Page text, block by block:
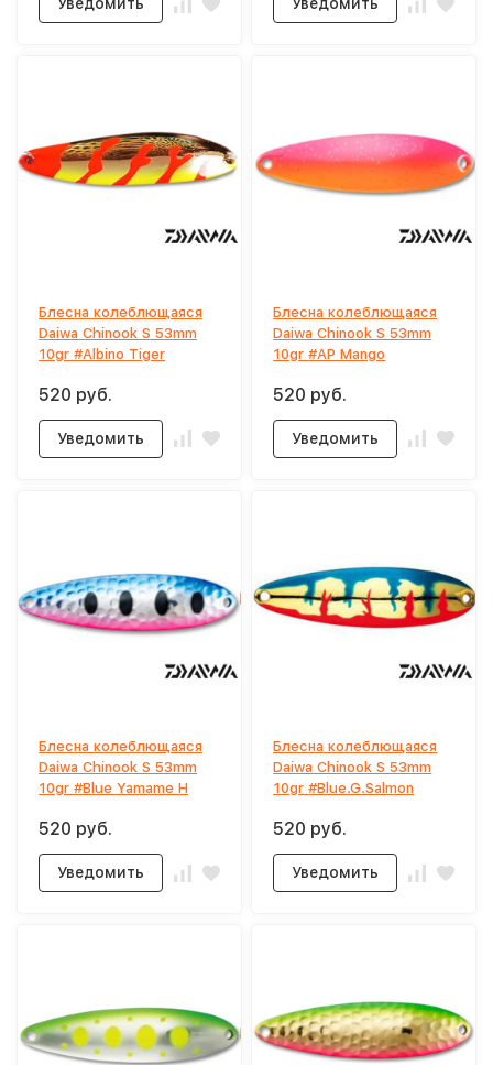
Блесна колеблющаяся
Daiwa Chinook S 53mm
10gr #Albino Tiger
520 руб.
Уведомить
Блесна колеблющаяся
Daiwa Chinook S 53mm
10gr #AP Mango
520 руб.
Уведомить
Блесна колеблющаяся
Daiwa Chinook S 53mm
10gr #Blue Yamame H
520 руб.
Уведомить
Блесна колеблющаяся
Daiwa Chinook S 53mm
10gr #Blue.G.Salmon
520 руб.
Уведомить